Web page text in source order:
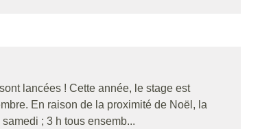
lancées ! Cette année, le stage est
En raison de la proximité de Noël, la
; 3 h tous ensemb...